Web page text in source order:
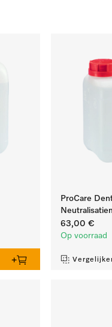
ProCare
63,00 €
Op voorraad